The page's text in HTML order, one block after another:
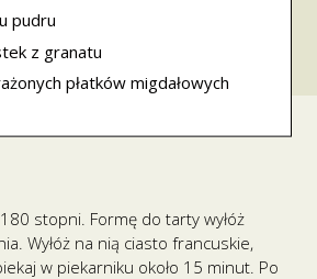
pudru
z granatu
płatków migdałowych
stopni. Formę do tarty wyłóż
Wyłóż na nią ciasto francuskie,
w piekarniku około 15 minut. Po